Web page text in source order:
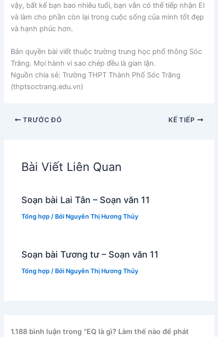
vậy, bất kể bạn bao nhiêu tuổi, bạn vẫn có thể tiếp nhận EI
và làm cho phần còn lại trong cuộc sống của mình tốt đẹp
và hạnh phúc hơn.
Bản quyền bài viết thuộc trường trung học phổ thông Sóc
Trăng. Mọi hành vi sao chép đều là gian lận.
Nguồn chia sẻ: Trường THPT Thành Phố Sóc Trăng
(thptsoctrang.edu.vn)
TRƯỚC ĐÓ KẾ TIẾP
Bài Viết Liên Quan
Soạn bài Lai Tân – Soạn văn 11
Tổng hợp / Bởi Nguyễn Thị Hương Thủy
Soạn bài Tương tư – Soạn văn 11
Tổng hợp / Bởi Nguyễn Thị Hương Thủy
1.188 bình luận trong “EQ là gì? Làm thế nào để phát